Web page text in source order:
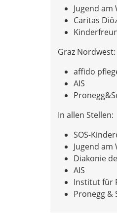
Jugend
Caritas
Graz Nordwest:
affido
AIS
In allen Stellen:
SOS-
Jugend
Diakonie
AIS
Institut für
Pronegg &